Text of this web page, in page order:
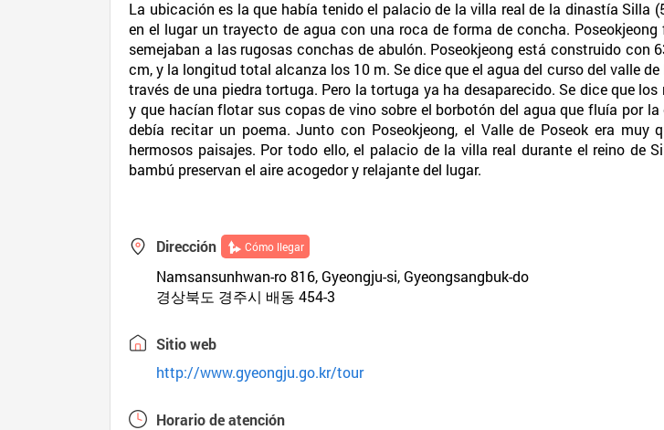
La ubicación es la que había tenido el palacio de la villa real de la dinastía Silla
en el lugar un trayecto de agua con una roca de forma de concha.
semejaban a las rugosas conchas de abulón. Poseokjeong está construido con
cm, y la longitud total alcanza los 10 m. Se dice que el agua del curso del valle
través de una piedra tortuga. Pero la tortuga ya ha desaparecido. Se dice que
y que hacían flotar sus copas de vino sobre el borbotón del agua que fluía por
debía recitar un poema. Junto con Poseokjeong, el Valle de Poseok era
hermosos paisajes. Por todo ello, el palacio de la villa real durante el reino de
bambú preservan el aire acogedor y relajante del lugar.
Dirección Cómo llegar
Namsansunhwan-ro 816, Gyeongju-si, Gyeongsangbuk-do
경상북도 경주시 배동 454-3
Sitio web
http://www.gyeongju.go.kr/tour
Horario de atención